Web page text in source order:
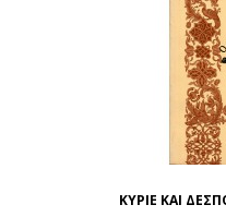
ΚΥΡΙΕ ΚΑΙ